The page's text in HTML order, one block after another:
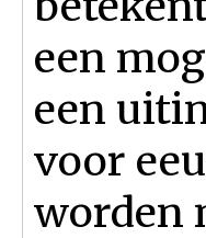
een
een
voor
worden